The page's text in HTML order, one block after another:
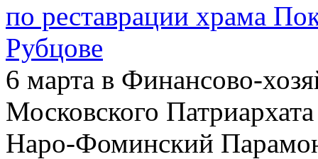
по реставрации храма
Рубцове
6 марта в Финансово-
Московского
Наро-Фоминский